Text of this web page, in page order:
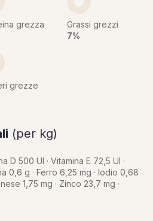
grezza
Grassi grezzi
7%
grezze
(per kg)
D 500 UI · Vitamina E 72,5 UI ·
0,6 g · Ferro 6,25 mg · Iodio 0,68
1,75 mg · Zinco 23,7 mg ·